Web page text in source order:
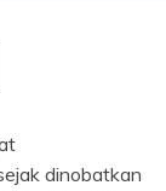
dinobatkan